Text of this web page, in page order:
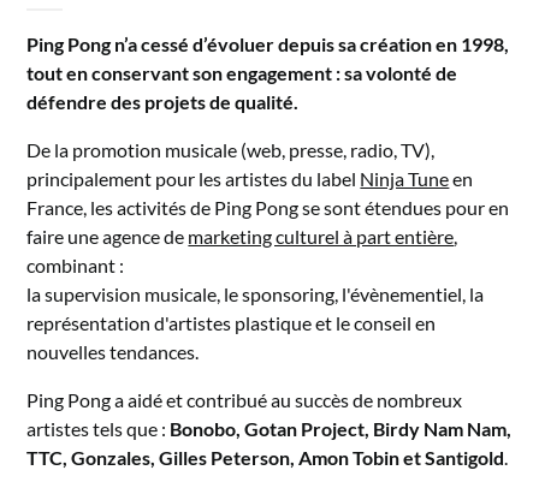
Ping Pong n’a cessé d’évoluer depuis sa création en 1998,
tout en conservant son engagement : sa volonté de
défendre des projets de qualité.
De la promotion musicale (web, presse, radio, TV),
principalement pour les artistes du label Ninja Tuneen
France, les activités de Ping Pong se sont étendues pour en
faire une agence de marketing culturel à part entière
combinant :
la supervision musicale, le sponsoring, l'évènementiel, la
représentation d'artistes plastique et le conseil en
nouvelles tendances.
Ping Pong a aidé et contribué au succès de nombreux
artistes tels que : Bonobo, Gotan Project, Birdy Nam Nam,
TTC, Gonzales, Gilles Peterson, Amon Tobin et Santigold